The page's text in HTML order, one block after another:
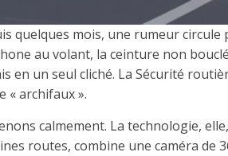
quelques mois, une rumeur
au volant, la ceinture non
en un seul cliché. La Sécurité
« archifaux ».
calmement. La technologie,
routes, combine une caméra de